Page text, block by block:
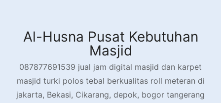
contentAl-Husna Pusat Kebutuhan
Masjid
087877691539 jual jam digital masjid dan karpet
masjid turki polos tebal berkualitas roll meteran di
jakarta, Bekasi, Cikarang, depok, bogor tangerang